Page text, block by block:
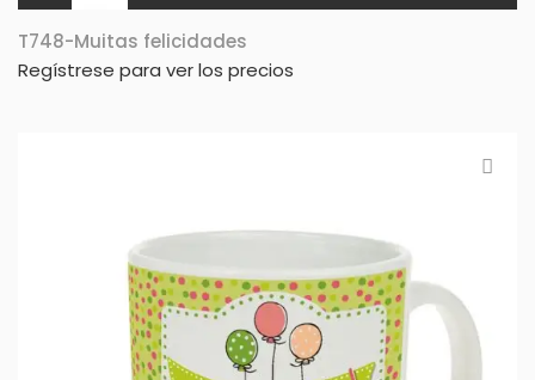
T748-Muitas felicidades
Regístrese para ver los precios